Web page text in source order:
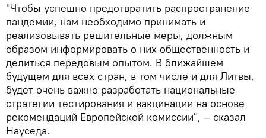
"Чтобы успешно предотвратить распространение
пандемии, нам необходимо принимать и
реализовывать решительные меры, должным
образом информировать о них общественность и
делиться передовым опытом. В ближайшем
будущем для всех стран, в том числе и для Литвы,
будет очень важно разработать национальные
стратегии тестирования и вакцинации на основе
рекомендаций Европейской комиссии", – сказал
Науседа.